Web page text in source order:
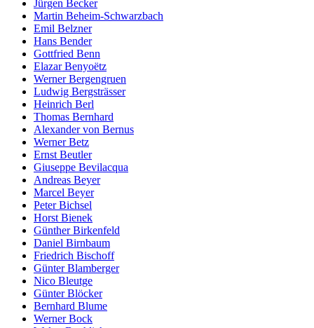
Jürgen Becker
Martin Beheim-Schwarzbach
Emil Belzner
Hans Bender
Gottfried Benn
Elazar Benyoëtz
Werner Bergengruen
Ludwig Bergsträsser
Heinrich Berl
Thomas Bernhard
Alexander von Bernus
Werner Betz
Ernst Beutler
Giuseppe Bevilacqua
Andreas Beyer
Marcel Beyer
Peter Bichsel
Horst Bienek
Günther Birkenfeld
Daniel Birnbaum
Friedrich Bischoff
Günter Blamberger
Nico Bleutge
Günter Blöcker
Bernhard Blume
Werner Bock